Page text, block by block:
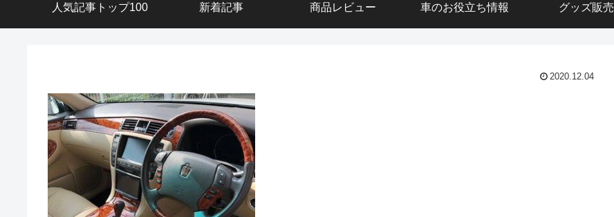
人気記事トップ100 新着記事 商品レビュー 車のお役立ち情報 グッズ販売
2020.12.04